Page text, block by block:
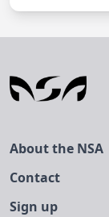
About the NSA
Contact
Sign up